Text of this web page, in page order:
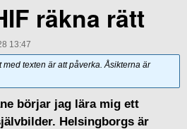
räkna rätt
13:47
texten är att påverka. Åsikterna är
börjar jag lära mig ett
Helsingborgs är